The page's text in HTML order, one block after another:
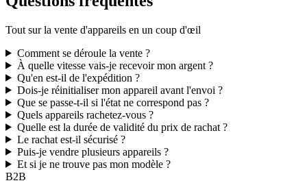
Tout sur la vente d'appareils en un coup d'œil
Comment se déroule la vente ?
À quelle vitesse vais-je recevoir mon argent ?
Qu'en est-il de l'expédition ?
Dois-je réinitialiser mon appareil avant l'envoi ?
Que se passe-t-il si l'état ne correspond pas ?
Quels appareils rachetez-vous ?
Quelle est la durée de validité du prix de rachat ?
Le rachat est-il sécurisé ?
Puis-je vendre plusieurs appareils ?
Et si je ne trouve pas mon modèle ?
B2B